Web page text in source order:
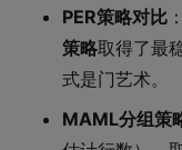
PER策略对比
策略取得了最
式是门艺术。
MAML分组策